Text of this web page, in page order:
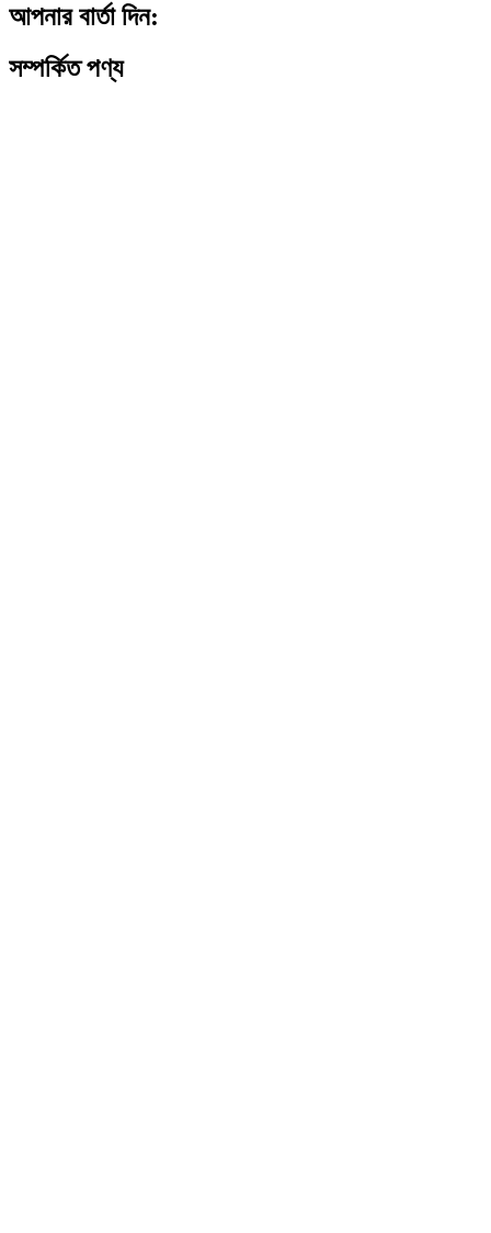
আপনার বার্তা দিন:
সম্পর্কিত পণ্য